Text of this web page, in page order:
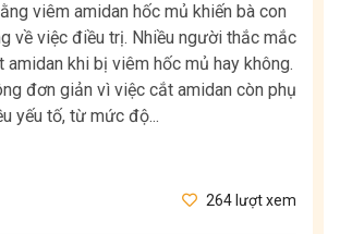
viêm amidan hốc mủ khiến bà con
về việc điều trị. Nhiều người thắc mắc
amidan khi bị viêm hốc mủ hay không.
đơn giản vì việc cắt amidan còn phụ
yếu tố, từ mức độ...
264 lượt xem